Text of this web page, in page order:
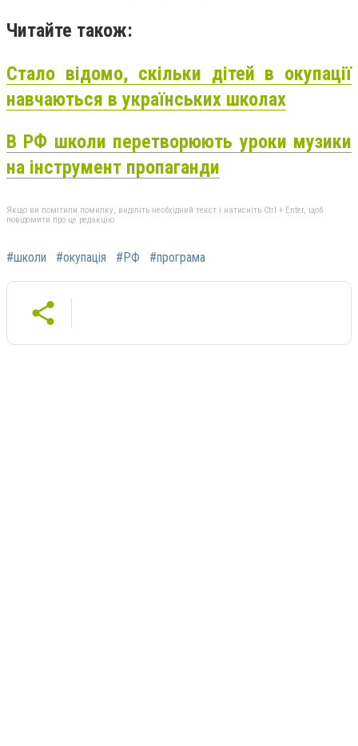
Читайте також:
Стало відомо, скільки дітей в окупації
навчаються в українських школах
В РФ школи перетворюють уроки музики
на інструмент пропаганди
Якщо ви помітили помилку, виділіть необхідний текст і натисніть Ctrl + Enter, щоб
повідомити про це редакцію
#школи #окупація #РФ #програма